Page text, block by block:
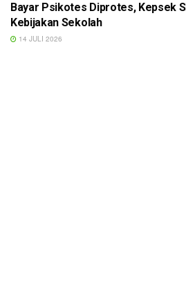
Bayar Psikotes Diprotes, Kepsek
Kebijakan Sekolah
14 JULI 2026